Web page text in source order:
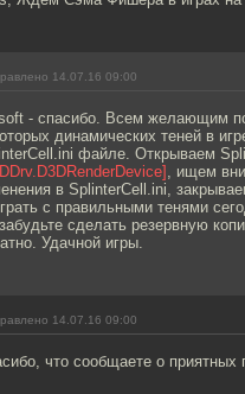
14.07.16 09:00
- спасибо. Всем желающим
динамических теней в
файле. Открываем
, ищем
в SplinterCell.ini,
с правильными тенями
сделать резервную
Удачной игры.
14.07.16 09:00
что сообщаете о приятных